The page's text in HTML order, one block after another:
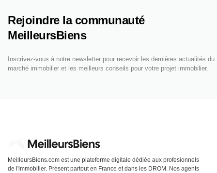
Rejoindre la communauté
MeilleursBiens
Inscrivez-vous à notre newsletter pour recevoir les dernières actualités du
marché immobilier et les meilleurs conseils pour votre projet immobilier.
MeilleursBiens.com est une plateforme digitale dédiée aux profesionnels
de l'immobilier. Présent partout en France et dans les DROM. Nos agents